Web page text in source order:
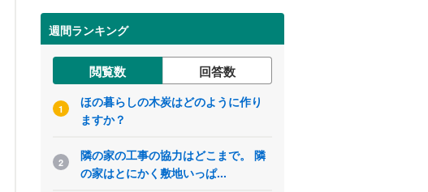
週間ランキング
閲覧数 回答数
1
ほの暮らしの木炭はどのように作り
ますか？
2
隣の家の工事の協力はどこまで。 隣
の家はとにかく敷地いっぱ...